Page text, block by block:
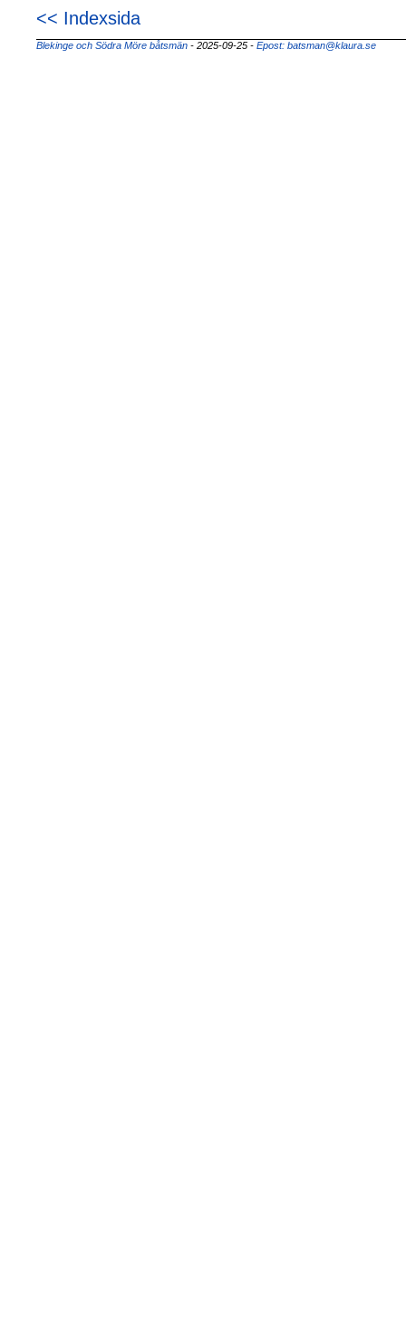
<< Indexsida
Blekinge och Södra Möre båtsmän - 2025-09-25 - Epost: batsman@klaura.se